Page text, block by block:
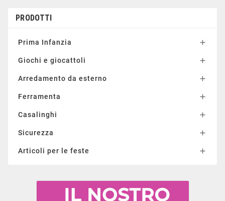
PRODOTTI
Prima Infanzia 
Giochi e giocattoli 
Arredamento da esterno 
Ferramenta 
Casalinghi 
Sicurezza 
Articoli per le feste 